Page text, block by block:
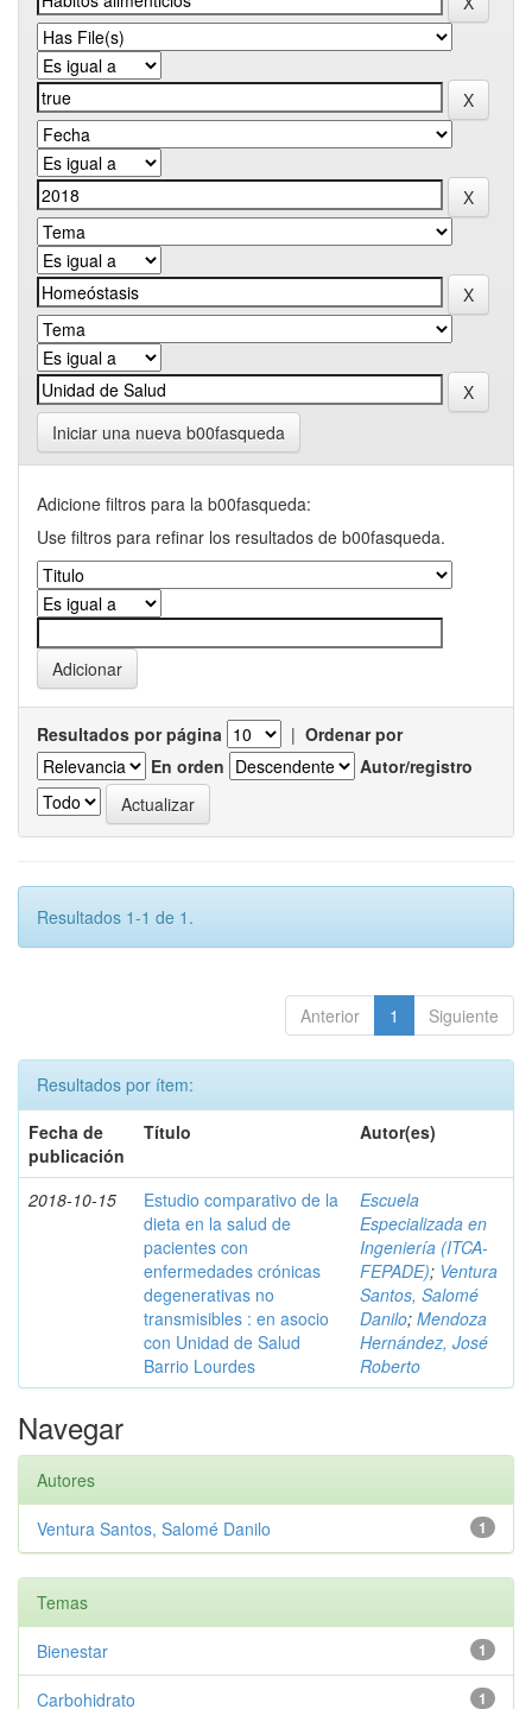
Iniciar una nueva b00fasqueda
Adicione filtros para la b00fasqueda:
Use filtros para refinar los resultados de b00fasqueda.
Resultados por página | Ordenar por
En orden
Autor/registro
Resultados 1-1 de 1.
Anterior 1 Siguiente
Resultados por ítem:
Fecha de
publicación
Título Autor(es)
2018-10-15
Estudio comparativo de la
dieta en la salud de
pacientes con
enfermedades crónicas
degenerativas no
transmisibles : en asocio
con Unidad de Salud
Barrio Lourdes
Escuela
Especializada en
Ingeniería (ITCA-
FEPADE); Ventura
Santos, Salomé
Danilo; Mendoza
Hernández, José
Roberto
Navegar
Autores
1
Ventura Santos, Salomé Danilo
Temas
1
Bienestar
1
Carbohidrato